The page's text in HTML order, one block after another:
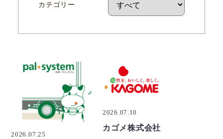
カテゴリー
2026.07.25
2026.07.10
カゴメ株式会社